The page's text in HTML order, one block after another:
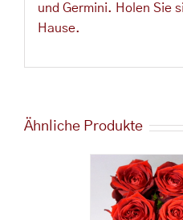
und Germini. Holen Sie
Hause.
Ähnliche Produkte